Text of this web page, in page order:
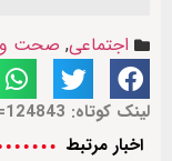
اجتماعی, صحت و
لینک کوتاه: https://iraf.ir/?p=124843
اخبار مرتبط